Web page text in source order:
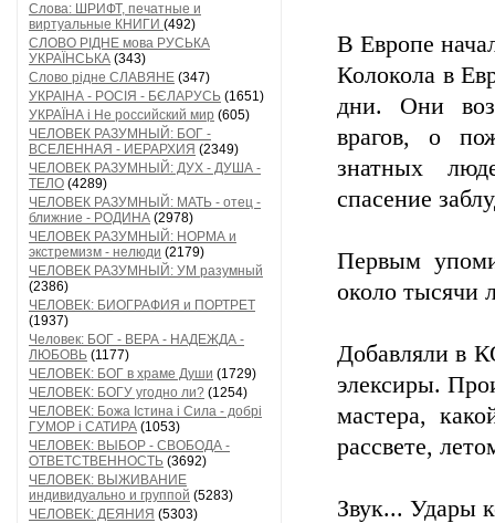
Слова: ШРИФТ, печатные и
виртуальные КНИГИ (492)
СЛОВО РІДНЕ мова РУСЬКА
УКРАЇНСЬКА (343)
Слово рідне СЛАВЯНЕ (347)
УКРАІНА - РОСІЯ - БЄЛАРУСЬ (1651)
УКРАЇНА і Не российский мир (605)
ЧЕЛОВЕК РАЗУМНЫЙ: БОГ -
ВСЕЛЕННАЯ - ИЕРАРХИЯ (2349)
ЧЕЛОВЕК РАЗУМНЫЙ: ДУХ - ДУША -
ТЕЛО (4289)
ЧЕЛОВЕК РАЗУМНЫЙ: МАТЬ - отец -
ближние - РОДИНА (2978)
ЧЕЛОВЕК РАЗУМНЫЙ: НОРМА и
экстремизм - нелюди (2179)
ЧЕЛОВЕК РАЗУМНЫЙ: УМ разумный
(2386)
ЧЕЛОВЕК: БИОГРАФИЯ и ПОРТРЕТ
(1937)
Человек: БОГ - ВЕРА - НАДЕЖДА -
ЛЮБОВЬ (1177)
ЧЕЛОВЕК: БОГ в храме Души (1729)
ЧЕЛОВЕК: БОГУ угодно ли? (1254)
ЧЕЛОВЕК: Божа Істина і Сила - добрі
ГУМОР і САТИРА (1053)
ЧЕЛОВЕК: ВЫБОР - СВОБОДА -
ОТВЕТСТВЕННОСТЬ (3692)
ЧЕЛОВЕК: ВЫЖИВАНИЕ
индивидуально и группой (5283)
ЧЕЛОВЕК: ДЕЯНИЯ (5303)
В Европе
Колокола в
дни. Они
врагов, о
знатных
спасение
Первым
около тысячи
Добавляли в
элексиры.
мастера,
рассвете,
Звук... Удары